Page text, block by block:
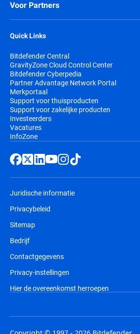
Voor Partners
Quick Links
Bitdefender Central
GravityZone Cloud Control Center
Bitdefender Cyberpedia
Partner Advantage Network Portal
Merkportaal
Support voor thuisproducten
Support voor zakelijke producten
Investeerders
Vacatures
InfoZone
Juridische informatie
Privacybeleid
Sitemap
Bedrijf
Contactgegevens
Privacy-instellingen
Hier de overeenkomst herroepen